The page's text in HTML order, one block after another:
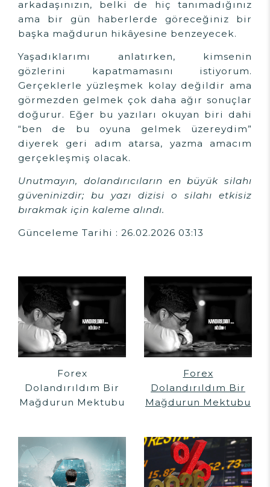
arkadaşınızın, belki de hiç tanımadığınız
ama bir gün haberlerde göreceğiniz bir
başka mağdurun hikâyesine benzeyecek.
Yaşadıklarımı anlatırken, kimsenin
gözlerini kapatmamasını istiyorum.
Gerçeklerle yüzleşmek kolay değildir ama
görmezden gelmek çok daha ağır sonuçlar
doğurur. Eğer bu yazıları okuyan biri dahi
“ben de bu oyuna gelmek üzereydim”
diyerek geri adım atarsa, yazma amacım
gerçekleşmiş olacak.
Unutmayın, dolandırıcıların en büyük silahı
güveninizdir; bu yazı dizisi o silahı etkisiz
bırakmak için kaleme alındı.
Günceleme Tarihi : 26.02.2026 03:13
Forex
Dolandırıldım Bir
Mağdurun Mektubu
Forex
Dolandırıldım Bir
Mağdurun Mektubu